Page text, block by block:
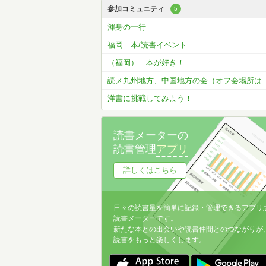
参加コミュニティ 5
渾身の一行
福岡 本/読書イベント
（福岡） 本が好き！
読メ九州地方、中
洋書に挑戦してみよう！
読書メーターの
読書管理アプリ
詳しくはこちら
日々の読書量を簡単に記録・管理できるアプリ
読書メーターです。
新たな本との出会いや読書仲間とのつながりが、
読書をもっと楽しくします。